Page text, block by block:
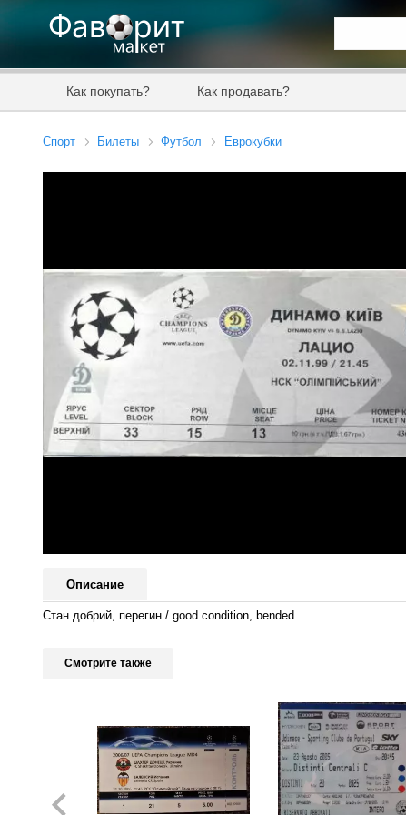
Как покупать? Как продавать?
Спорт Билеты Футбол Еврокубки
Описание
Стан добрий, перегин / good condition, bended
Смотрите также